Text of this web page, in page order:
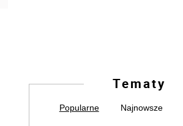
Tematy
Popularne Najnowsze